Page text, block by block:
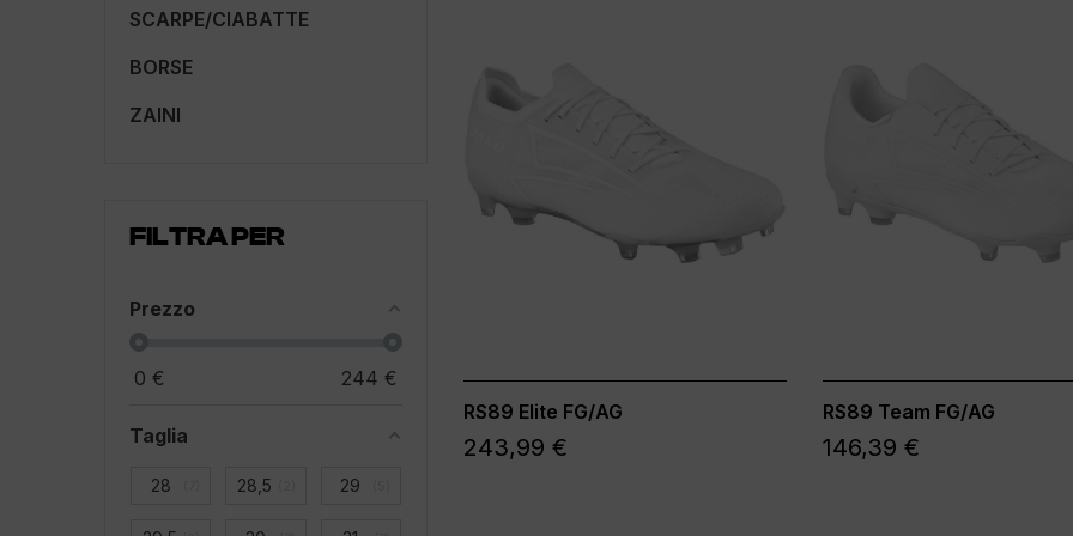
SCARPE/CIABATTE
BORSE
ZAINI
FILTRA PER
Prezzo
0 € 244 €
Taglia
28 28,5 29
RS89 Elite FG/AG
243,99 €
RS89 Team FG/AG
146,39 €